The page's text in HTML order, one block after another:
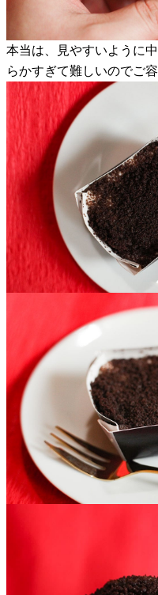
本当は、見やすいように
らかすぎて難しいのでご容